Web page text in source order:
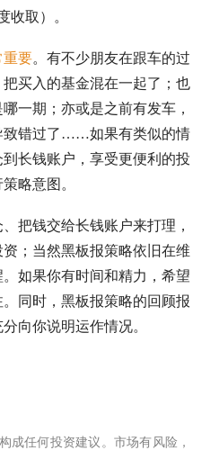
收取）。
重要。有不少朋友在跟车的过
买入的基金混在一起了；也
一期；亦或是之前有发车，
致错过了……如果有类似的情
长钱账户，享受更便利的投
略意图。
把钱交给长钱账户来打理，
；当然黑板报策略依旧在维
如果你有时间和精力，希望
同时，黑板报策略的回顾报
向你说明运作情况。
成任何投资建议。市场有风险，